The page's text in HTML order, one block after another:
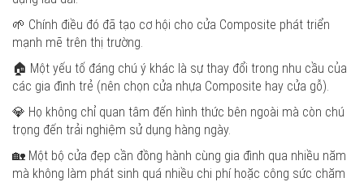
🌱 Chính điều đó đã tạo cơ hội cho cửa Composite phát triển
mạnh mẽ trên thị trường.
🏠 Một yếu tố đáng chú ý khác là sự thay đổi trong nhu cầu của
các gia đình trẻ (nên chọn cửa nhựa Composite hay cửa gỗ).
💎 Họ không chỉ quan tâm đến hình thức bên ngoài mà còn chú
trọng đến trải nghiệm sử dụng hàng ngày.
🏡 Một bộ cửa đẹp cần đồng hành cùng gia đình qua nhiều năm
mà không làm phát sinh quá nhiều chi phí hoặc công sức chăm